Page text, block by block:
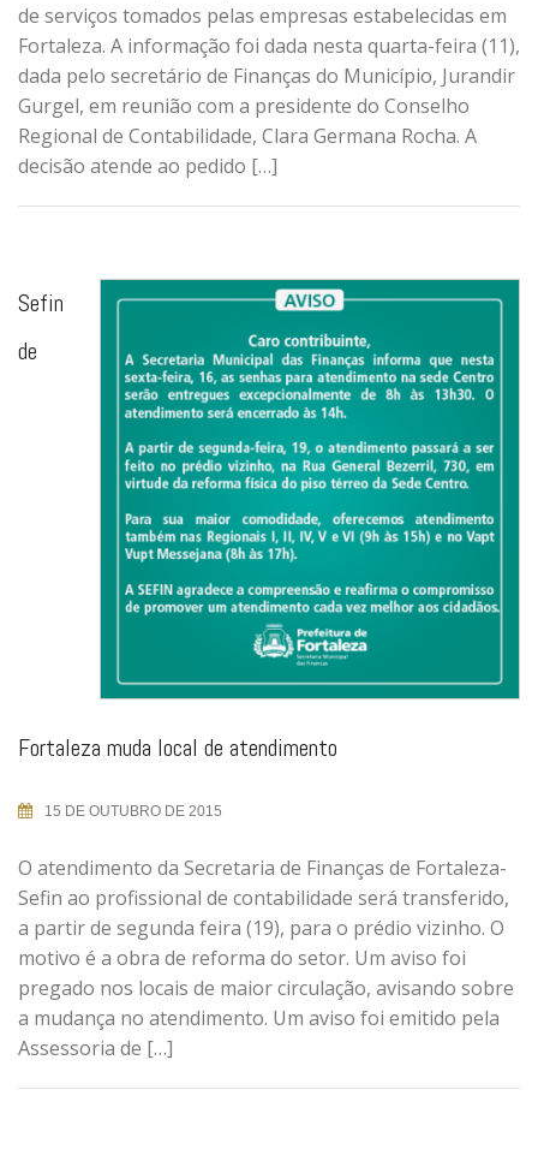
de serviços tomados pelas empresas estabelecidas em
Fortaleza. A informação foi dada nesta quarta-feira (11),
dada pelo secretário de Finanças do Município, Jurandir
Gurgel, em reunião com a presidente do Conselho
Regional de Contabilidade, Clara Germana Rocha. A
decisão atende ao pedido […]
Sefin
de
Fortaleza muda local de atendimento
15 DE OUTUBRO DE 2015
O atendimento da Secretaria de Finanças de Fortaleza-
Sefin ao profissional de contabilidade será transferido,
a partir de segunda feira (19), para o prédio vizinho. O
motivo é a obra de reforma do setor. Um aviso foi
pregado nos locais de maior circulação, avisando sobre
a mudança no atendimento. Um aviso foi emitido pela
Assessoria de […]